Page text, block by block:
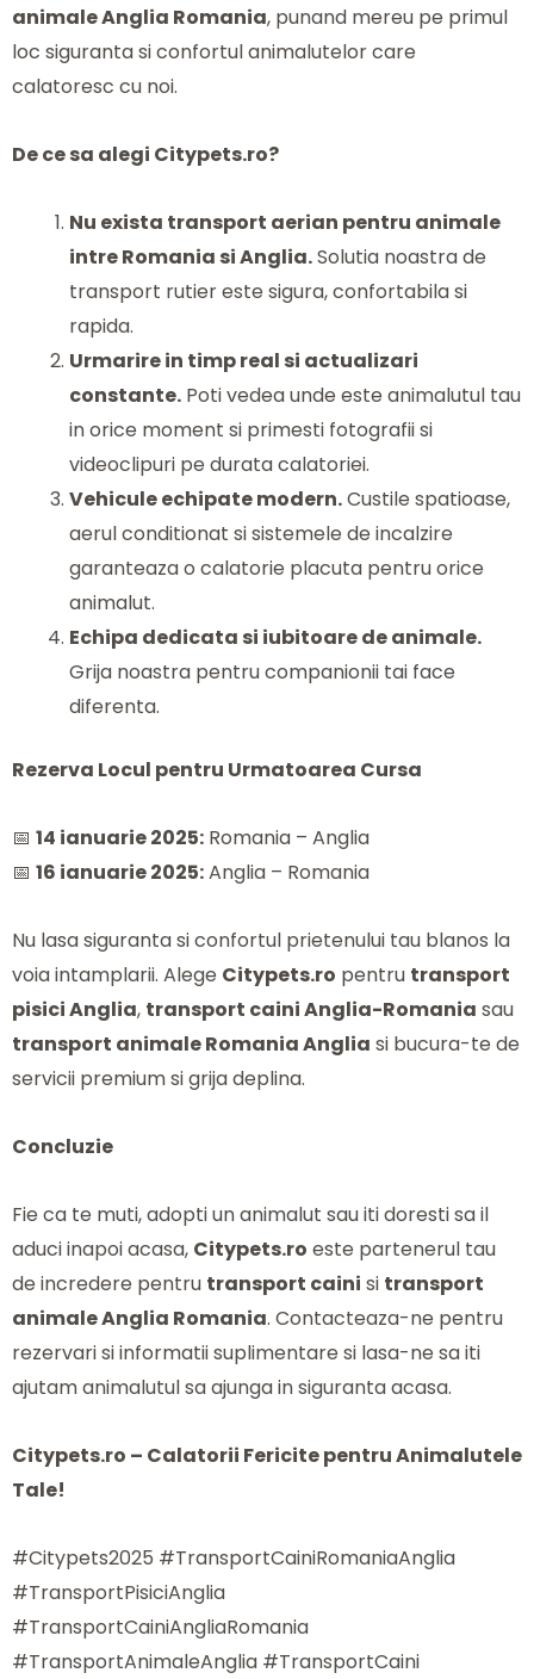
animale Anglia Romania, punand mereu pe primul
loc siguranta si confortul animalutelor care
calatoresc cu noi.
De ce sa alegi Citypets.ro?
Nu exista transport aerian pentru animale
intre Romania si Anglia.Solutia noastra de
transport rutier este sigura, confortabila si
rapida.
Urmarire in timp real si actualizari
constante. Poti vedea unde este animalutul tau
in orice moment si primesti fotografii si
videoclipuri pe durata calatoriei.
Vehicule echipate modern.Custile spatioase,
aerul conditionat si sistemele de incalzire
garanteaza o calatorie placuta pentru orice
animalut.
Echipa dedicata si iubitoare de animale.
Grija noastra pentru companionii tai face
diferenta.
Rezerva Locul pentru Urmatoarea Cursa
📅 14 ianuarie 2025: Romania – Anglia
📅 16 ianuarie 2025:Anglia – Romania
Nu lasa siguranta si confortul prietenului tau blanos la
voia intamplarii. Alege Citypets.ro pentru transport
pisici Anglia, transport caini Anglia-Romania sau
transport animale Romania Anglia si bucura-te de
servicii premium si grija deplina.
Concluzie
Fie ca te muti, adopti un animalut sau iti doresti sa il
aduci inapoi acasa, Citypets.ro este partenerul tau
de incredere pentru transport caini si transport
animale Anglia Romania. Contacteaza-ne pentru
rezervari si informatii suplimentare si lasa-ne sa iti
ajutam animalutul sa ajunga in siguranta acasa.
Citypets.ro – Calatorii Fericite pentru Animalutele
Tale!
#Citypets2025 #TransportCainiRomaniaAnglia
#TransportPisiciAnglia
#TransportCainiAngliaRomania
#TransportAnimaleAnglia #TransportCaini